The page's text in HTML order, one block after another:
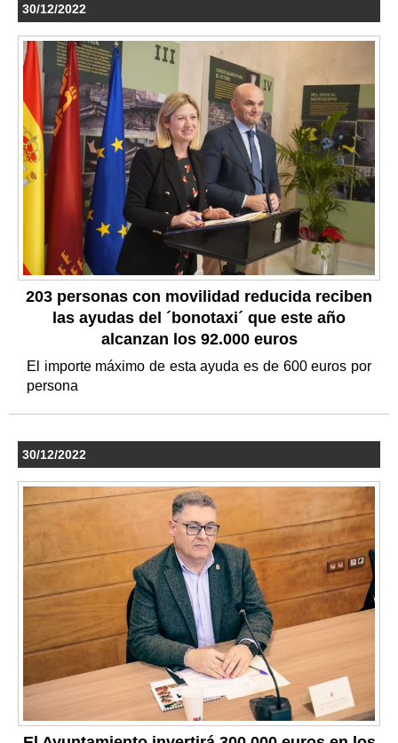
30/12/2022
203 personas con movilidad reducida reciben
las ayudas del ´bonotaxi´ que este año
alcanzan los 92.000 euros
El importe máximo de esta ayuda es de 600 euros por
persona
30/12/2022